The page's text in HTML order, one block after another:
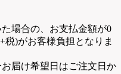
場合の、お支払金額が0
税)がお客様負担となりま
届け希望日はご注文日か